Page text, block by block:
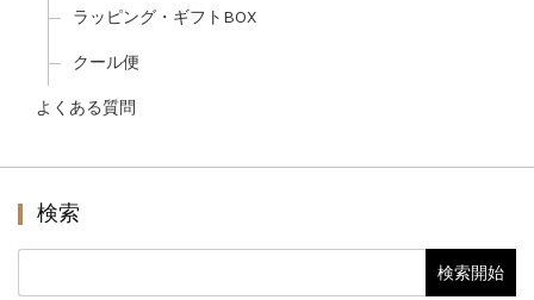
ラッピング・ギフトBOX
クール便
よくある質問
検索